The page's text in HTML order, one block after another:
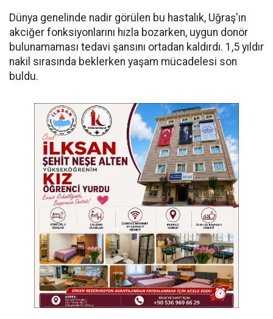
Dünya genelinde nadir görülen bu hastalık, Uğraş'ın
akciğer fonksiyonlarını hızla bozarken, uygun donör
bulunamaması tedavi şansını ortadan kaldırdı. 1,5 yıldır
nakil sırasında beklerken yaşam mücadelesi son
buldu.